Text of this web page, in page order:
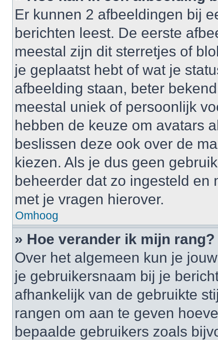
Er kunnen 2 afbeeldingen bij
berichten leest. De eerste
meestal zijn dit sterretjes of
je geplaatst hebt of wat je
afbeelding staan, beter
meestal uniek of persoonlijk
hebben de keuze om avatars
beslissen deze ook over de
kiezen. Als je dus geen
beheerder dat zo ingesteld en
met je vragen hierover.
Omhoog
» Hoe verander ik mijn rang?
Over het algemeen kun je
je gebruikersnaam bij je
afhankelijk van de gebruikte
rangen om aan te geven
bepaalde gebruikers zoals